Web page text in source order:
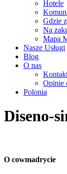
Hotele
Gdzie
Na
Mapa
Nasze Usługi
Blog
O nas
Opinie
Polonia
Diseno-
O cowmadrycie